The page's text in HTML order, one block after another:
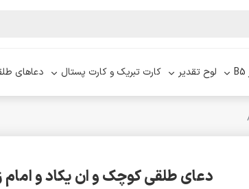
لوح تقدیر کارت تبریک و کارت پستال دعاهای
دعای طلقی کوچک و ان یکاد و امام